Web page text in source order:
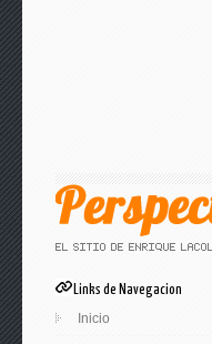
Links de Navegacion
Inicio